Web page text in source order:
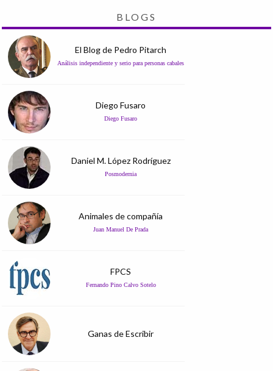
BLOGS
El Blog de Pedro Pitarch
Análisis independiente y serio para personas cabales
Diego Fusaro
Diego Fusaro
Daniel M. López Rodríguez
Posmodernia
Animales de compañía
Juan Manuel De Prada
FPCS
Fernando Pino Calvo Sotelo
Ganas de Escribir